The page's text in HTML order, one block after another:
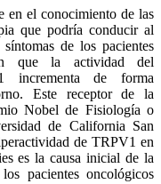
en el conocimiento de las
que podría conducir al
de los pacientes
que la actividad del
incrementa de forma
Este receptor de la
Nobel de Fisiología o
de California San
de TRPV1 en
es la causa inicial de la
pacientes oncológicos